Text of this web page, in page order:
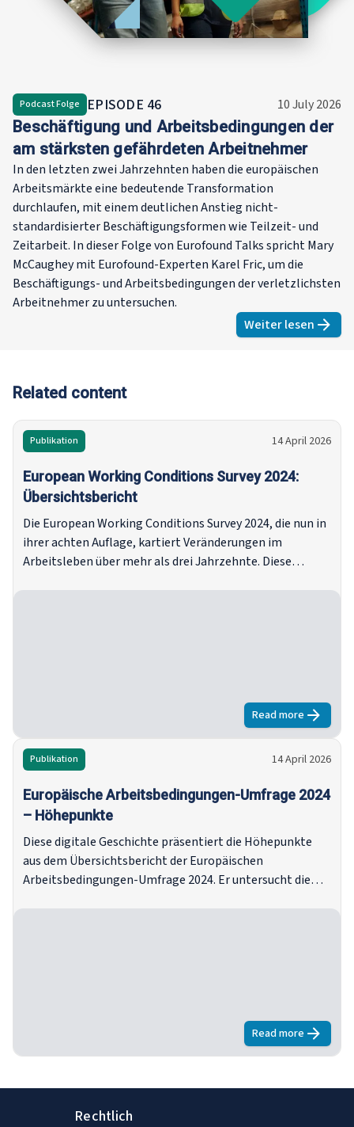
die
Zeit. Sie
als einem
allen
Dauphine
Panthéon
Statistik
Sloan
und "Les
l'horizon,
Podcast Folge EPISODE 46 10 July 2026
Beschäftigung und Arbeitsbedingungen der
am stärksten gefährdeten Arbeitnehmer
In den letzten zwei Jahrzehnten haben die europäischen
Arbeitsmärkte eine bedeutende Transformation
durchlaufen, mit einem deutlichen Anstieg nicht-
standardisierter Beschäftigungsformen wie Teilzeit- und
Zeitarbeit. In dieser Folge von Eurofound Talks spricht Mary
McCaughey mit Eurofound-Experten Karel Fric, um die
Beschäftigungs- und Arbeitsbedingungen der verletzlichsten
Arbeitnehmer zu untersuchen.
Weiter lesen
about
Related content
Publikation 14 April 2026
European Working Conditions Survey 2024:
Übersichtsbericht
Die European Working Conditions Survey 2024, die nun in
ihrer achten Auflage, kartiert Veränderungen im
Arbeitsleben über mehr als drei Jahrzehnte. Diese
Read moreabout
Publikation 14 April 2026
Europäische Arbeitsbedingungen-Umfrage 2024
– Höhepunkte
Diese digitale Geschichte präsentiert die Höhepunkte
aus dem Übersichtsbericht der Europäischen
Arbeitsbedingungen-Umfrage 2024. Er untersucht die
Read moreabout
Rechtlich